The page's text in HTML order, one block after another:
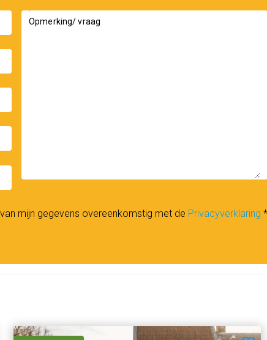
voor transformatie. En dat allemaal op
Amsterdam en de Dam.
Opmerking/ vraag
mijn gegevens overeenkomstig met de Privacyverklaring *